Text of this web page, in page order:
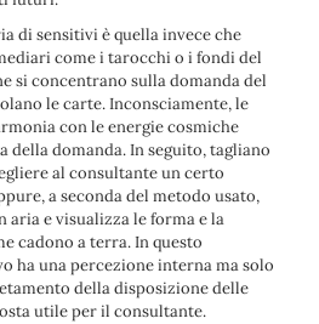
di sensitivi è quella invece che
come i tarocchi o i fondi del
si concentrano sulla domanda del
le carte. Inconsciamente, le
con le energie cosmiche
della domanda. In seguito, tagliano
al consultante un certo
a seconda del metodo usato,
aria e visualizza le forma e la
cadono a terra. In questo
ha una percezione interna ma solo
della disposizione delle
utile per il consultante.